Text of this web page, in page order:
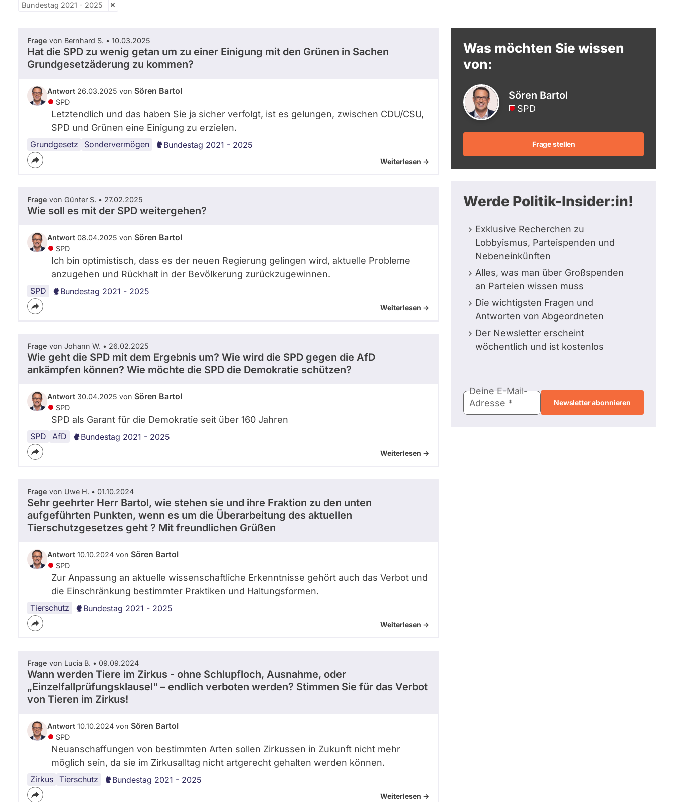
Bundestag 2021 - 2025
Frage von Bernhard S. • 10.03.2025
Hat die SPD zu wenig getan um zu einer Einigung mit den Grünen in Sachen
Grundgesetzäderung zu kommen?
Antwort 26.03.2025 von Sören Bartol
SPD
Letztendlich und das haben Sie ja sicher verfolgt, ist es gelungen, zwischen CDU/CSU,
SPD und Grünen eine Einigung zu erzielen.
Grundgesetz Sondervermögen
Schuldenbremse Bundestag 2021 - 2025
Weiterlesen ->
Frage von Günter S. • 27.02.2025
Wie soll es mit der SPD weitergehen?
Antwort 08.04.2025 von Sören Bartol
SPD
Ich bin optimistisch, dass es der neuen Regierung gelingen wird, aktuelle Probleme
anzugehen und Rückhalt in der Bevölkerung zurückzugewinnen.
SPD Bundestag 2021 - 2025
Weiterlesen ->
Frage von Johann W. • 26.02.2025
Wie geht die SPD mit dem Ergebnis um? Wie wird die SPD gegen die AfD
ankämpfen können? Wie möchte die SPD die Demokratie schützen?
Antwort 30.04.2025 von Sören Bartol
SPD
SPD als Garant für die Demokratie seit über 160 Jahren
SPD AfD
Parteiverbot Bundestag 2021 - 2025
Weiterlesen ->
Frage von Uwe H. • 01.10.2024
Sehr geehrter Herr Bartol, wie stehen sie und ihre Fraktion zu den unten
aufgeführten Punkten, wenn es um die Überarbeitung des aktuellen
Tierschutzgesetzes geht ? Mit freundlichen Grüßen
Antwort 10.10.2024 von Sören Bartol
SPD
Zur Anpassung an aktuelle wissenschaftliche Erkenntnisse gehört auch das Verbot und
die Einschränkung bestimmter Praktiken und Haltungsformen.
Tierschutz Bundestag 2021 - 2025
Weiterlesen ->
Frage von Lucia B. • 09.09.2024
Wann werden Tiere im Zirkus - ohne Schlupfloch, Ausnahme, oder
„Einzelfallprüfungsklausel" – endlich verboten werden? Stimmen Sie für das Verbot
von Tieren im Zirkus!
Antwort 10.10.2024 von Sören Bartol
SPD
Neuanschaffungen von bestimmten Arten sollen Zirkussen in Zukunft nicht mehr
möglich sein, da sie im Zirkusalltag nicht artgerecht gehalten werden können.
Zirkus Tierschutz Bundestag 2021 - 2025
Weiterlesen ->
Was möchten Sie wissen
von:
Sören Bartol
SPD
Frage stellen
Werde Politik-Insider:in!
Exklusive Recherchen zu
Lobbyismus, Parteispenden und
Nebeneinkünften
Alles, was man über Großspenden
an Parteien wissen muss
Die wichtigsten Fragen und
Antworten von Abgeordneten
Der Newsletter erscheint
wöchentlich und ist kostenlos
Mail-
Adresse
Deine E-Mail-
Adresse